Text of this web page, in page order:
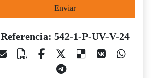
Enviar
Referencia: 542-1-P-UV-V-24